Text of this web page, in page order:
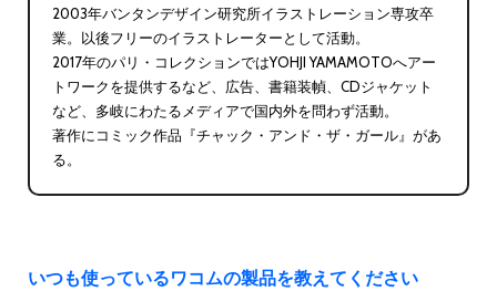
2003年バンタンデザイン研究所イラストレーション専攻卒
業。以後フリーのイラストレーターとして活動。
2017年のパリ・コレクションではYOHJI YAMAMOTOへアー
トワークを提供するなど、広告、書籍装幀、CDジャケット
など、多岐にわたるメディアで国内外を問わず活動。
著作にコミック作品『チャック・アンド・ザ・ガール』があ
る。
いつも使っているワコムの製品を教えてください